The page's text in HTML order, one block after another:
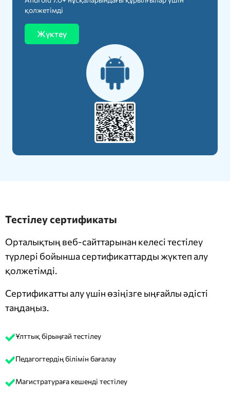
қолжетімді
Жүктеу
Тестілеу сертификаты
Орталықтың веб-сайттарынан келесі тестілеу
түрлері бойынша сертификаттарды жүктеп алу
қолжетімді.
Сертификатты алу үшін өзіңізге ыңғайлы әдісті
таңдаңыз.
Ұлттық бірыңғай тестілеу
Педагогтердің білімін бағалау
Магистратураға кешенді тестілеу